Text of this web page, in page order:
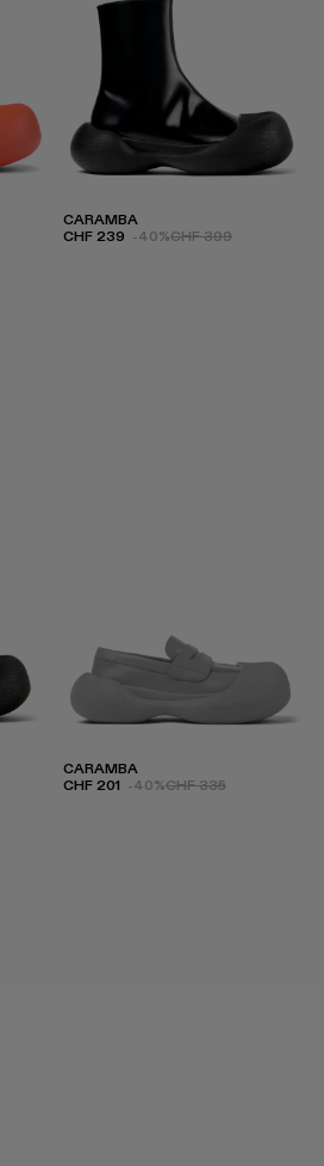
CARAMBA
CHF 239 -40%CHF 399
CARAMBA
CHF 201 -40%CHF 335